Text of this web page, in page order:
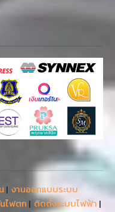
| งานออกแบบระบบ
ไฟตก | ติดตั้งระบบไฟฟ้า |